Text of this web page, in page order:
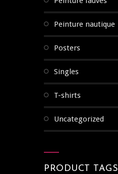
Peinture nautique
Posters
Singles
T-shirts
Uncategorized
PRODUCT TAGS